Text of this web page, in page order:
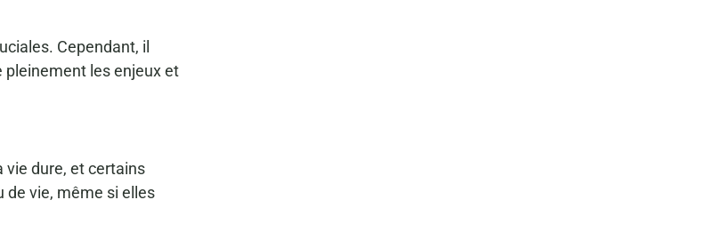
Cependant, il
pleinement les enjeux et
vie dure, et certains
de vie, même si elles